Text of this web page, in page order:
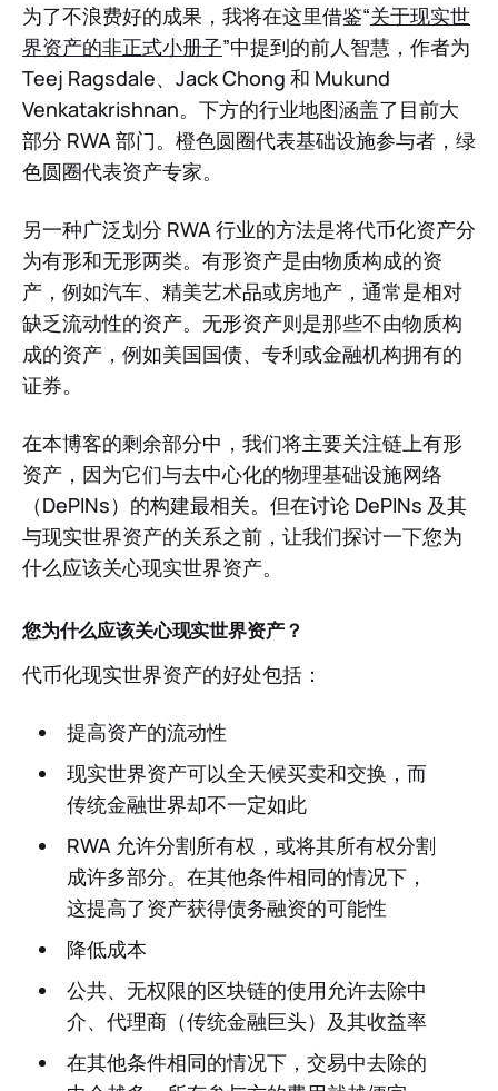
为了不浪费好的成果，我将在这里借鉴“关于现实世
界资产的非正式小册子”中提到的前人智慧，作者为
Teej Ragsdale、Jack Chong 和 Mukund
Venkatakrishnan。下方的行业地图涵盖了目前大
部分 RWA 部门。橙色圆圈代表基础设施参与者，绿
色圆圈代表资产专家。
另一种广泛划分 RWA 行业的方法是将代币化资产分
为有形和无形两类。有形资产是由物质构成的资
产，例如汽车、精美艺术品或房地产，通常是相对
缺乏流动性的资产。无形资产则是那些不由物质构
成的资产，例如美国国债、专利或金融机构拥有的
证券。
在本博客的剩余部分中，我们将主要关注链上有形
资产，因为它们与去中心化的物理基础设施网络
（DePINs）的构建最相关。但在讨论 DePINs 及其
与现实世界资产的关系之前，让我们探讨一下您为
什么应该关心现实世界资产。
您为什么应该关心现实世界资产？
代币化现实世界资产的好处包括：
提高资产的流动性
现实世界资产可以全天候买卖和交换，而
传统金融世界却不一定如此
RWA 允许分割所有权，或将其所有权分割
成许多部分。在其他条件相同的情况下，
这提高了资产获得债务融资的可能性
降低成本
公共、无权限的区块链的使用允许去除中
介、代理商（传统金融巨头）及其收益率
在其他条件相同的情况下，交易中去除的